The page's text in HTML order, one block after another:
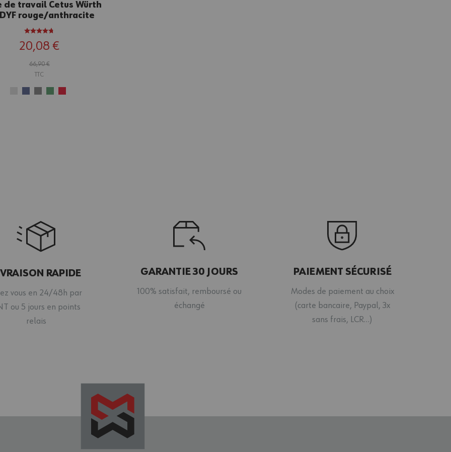
de travail Cetus Würth
rouge/anthracite
20,08 €
66,90 €
TTC
RAPIDE
vous en 24/48h par
ou 5 jours en points
relais
GARANTIE 30 JOURS
100% satisfait, remboursé ou
échangé
PAIEMENT SÉCURISÉ
Modes de paiement au choix
(carte bancaire, Paypal, 3x
sans frais, LCR…)